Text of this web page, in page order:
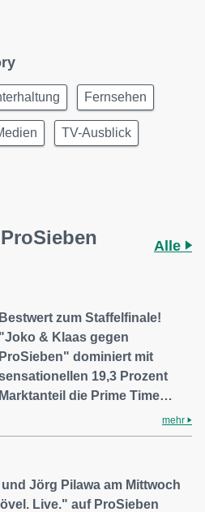
Fernsehen
TV-Ausblick
Alle
Bestwert zum Staffelfinale!
"Joko & Klaas gegen
ProSieben" dominiert mit
19,3 Prozent
Marktanteil die Prime Time…
mehr
Jörg Pilawa am Mittwoch
Live." auf ProSieben